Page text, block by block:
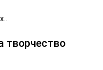
творчество